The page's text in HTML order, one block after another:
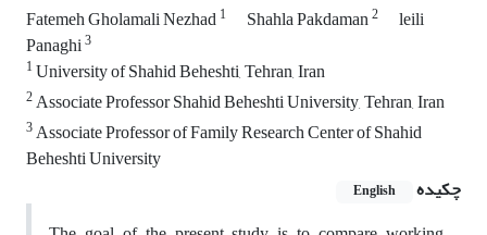
Fatemeh Gholamali Nezhad1 Shahla Pakdaman2
leili
Panaghi3
1University of Shahid Beheshti, Tehran, Iran
2Associate Professor Shahid Beheshti University, Tehran, Iran
3Associate Professor of Family Research Center of Shahid
Beheshti University
چکیده
English